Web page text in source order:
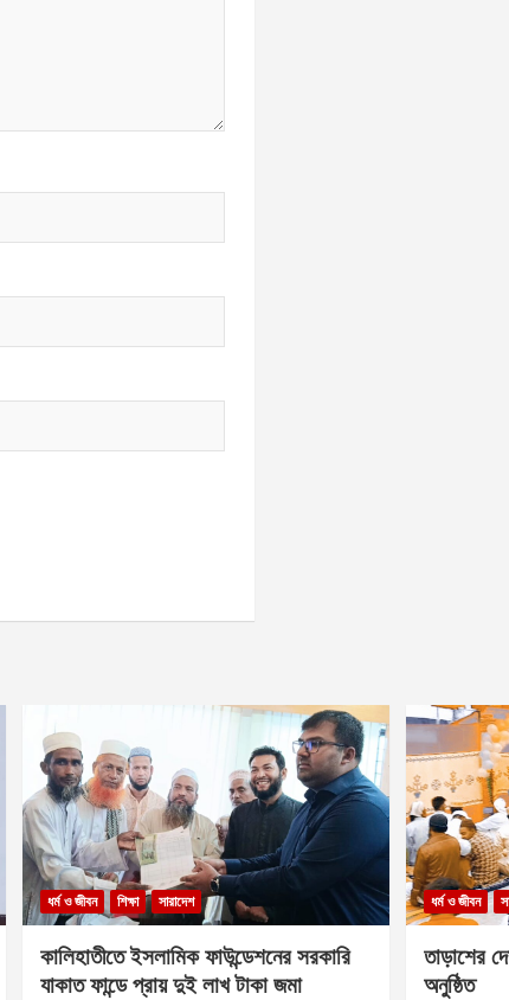
ধর্ম ও জীবন শিক্ষা সারাদেশ
কালিহাতীতে ইসলামিক ফাউন্ডেশনের সরকারি
যাকাত ফান্ডে প্রায় দুই লাখ টাকা জমা
ধর্ম ও জীবন
তাড়াশের
অনুষ্ঠিত